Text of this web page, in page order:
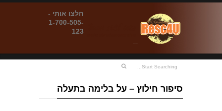
חלצו אותי -
1-700-505-
123
סיפור חילוץ – על בלימה בתעלה